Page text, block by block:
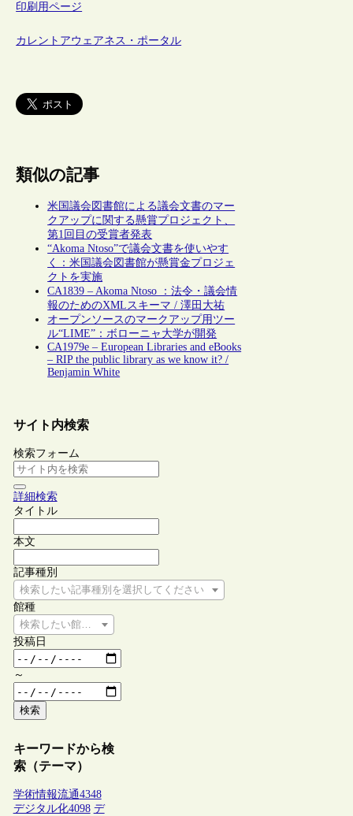
印刷用ページ
カレントアウェアネス・ポータル
類似の記事
米国議会図書館による議会文書のマー
クアップに関する懸賞プロジェクト、
第1回目の受賞者発表
“Akoma Ntoso”で議会文書を使いやす
く：米国議会図書館が懸賞金プロジェ
クトを実施
CA1839 – Akoma Ntoso ：法令・議会情
報のためのXMLスキーマ / 澤田大祐
オープンソースのマークアップ用ツー
ル“LIME”：ボローニャ大学が開発
CA1979e – European Libraries and eBooks
– RIP the public library as we know it? /
Benjamin White
サイト内検索
検索フォーム
詳細検索
タイトル
本文
記事種別
検索したい記事種別を選択してください
館種
検索したい館種を選択してください
投稿日
～
検索
キーワードから検
索（テーマ）
学術情報流通4348
デジタル化4098 デ